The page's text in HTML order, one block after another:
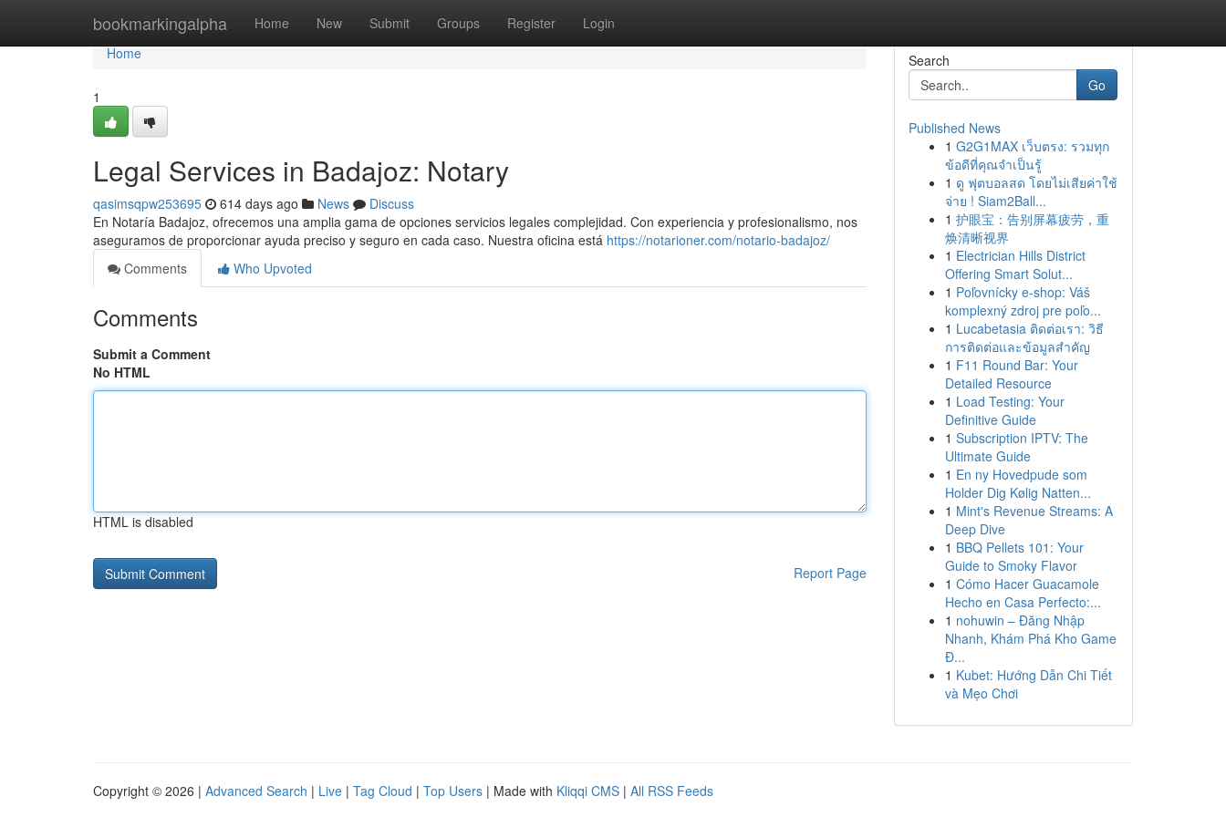
bookmarkingalpha Home New Submit Groups Register Login
Home
Home
1
Legal Services in Badajoz: Notary
qasimsqpw253695 614 days ago News
Discuss
En Notaría Badajoz, ofrecemos una amplia gama de opciones servicios legales complejidad. Con experiencia y profesionalismo, nos
aseguramos de proporcionar ayuda preciso y seguro en cada caso. Nuestra oficina está https://notarioner.com/notario-badajoz/
Comments
Who Upvoted
Comments
Submit a Comment
No HTML
HTML is disabled
Report Page
Search
Go
Published News
1 G2G1MAX เว็บตรง: รวมทุก
ข้อดีที่คุณจำเป็นรู้
1 ดู ฟุตบอลสด โดยไม่เสียค่าใช้
จ่าย ! Siam2Ball...
1 护眼宝：告别屏幕疲劳，重
焕清晰视界
1 Electrician Hills District
Offering Smart Solut...
1 Poľovnícky e-shop: Váš
komplexný zdroj pre poľo...
1 Lucabetasia ติดต่อเรา: วิธี
การติดต่อและข้อมูลสำคัญ
1 F11 Round Bar: Your
Detailed Resource
1 Load Testing: Your
Definitive Guide
1 Subscription IPTV: The
Ultimate Guide
1 En ny Hovedpude som
Holder Dig Kølig Natten...
1 Mint's Revenue Streams: A
Deep Dive
1 BBQ Pellets 101: Your
Guide to Smoky Flavor
1 Cómo Hacer Guacamole
Hecho en Casa Perfecto:...
1 nohuwin – Đăng Nhập
Nhanh, Khám Phá Kho Game
Đ...
1 Kubet: Hướng Dẫn Chi Tiết
và Mẹo Chơi
Copyright © 2026 | Advanced Search | Live | Tag Cloud | Top Users | Made with Kliqqi CMS | All RSS Feeds